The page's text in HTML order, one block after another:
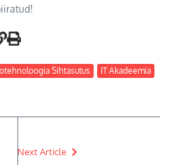
Sihtasutus IT Akadeemia
Next Article